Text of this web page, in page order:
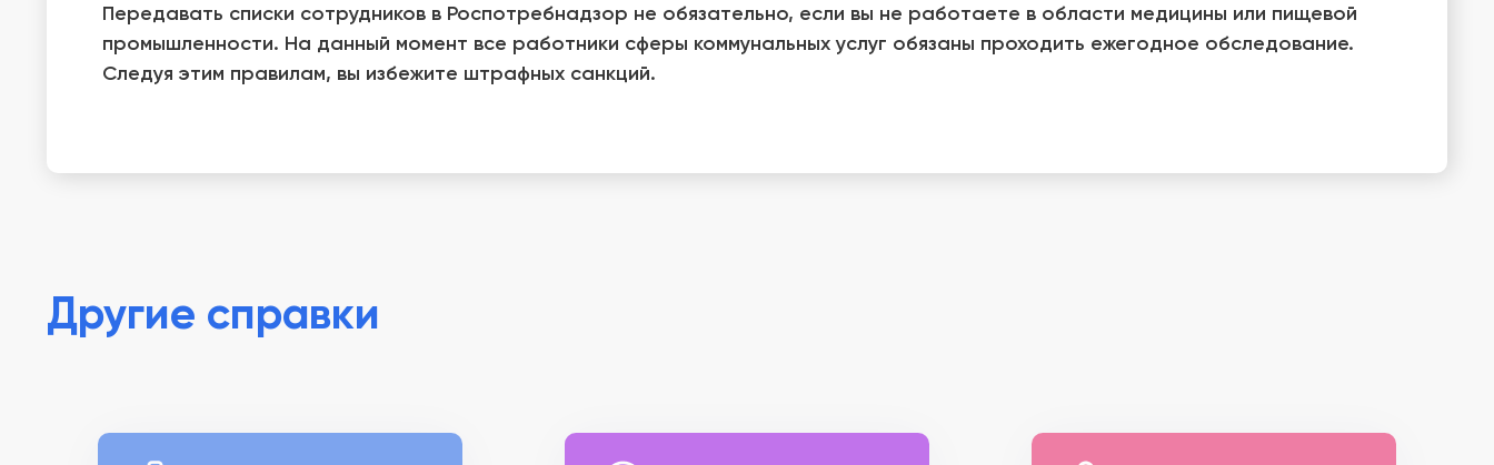
Передавать списки сотрудников в Роспотребнадзор не обязательно, если вы не работаете в области медицины или пищевой
промышленности. На данный момент все работники сферы коммунальных услуг обязаны проходить ежегодное обследование.
Следуя этим правилам, вы избежите штрафных санкций.
Другие справки